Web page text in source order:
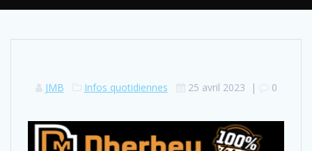
JMB Infos quotidiennes 25 avril 2023 | 0